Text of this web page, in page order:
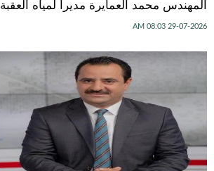
المهندس محمد العمايرة مديرا لمياه العقبة
29-07-2026 08:03 AM